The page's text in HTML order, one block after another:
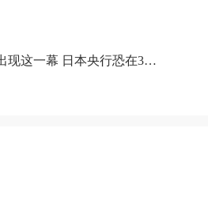
现这一幕 日本央行恐在3月